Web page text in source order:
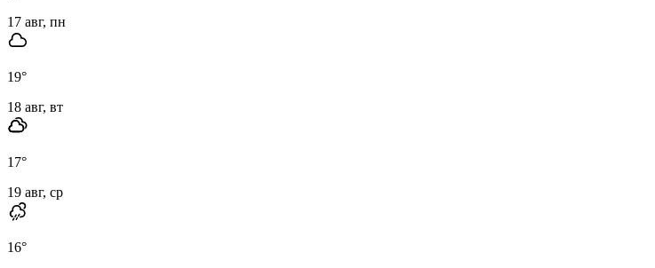
17 авг, пн
19°
18 авг, вт
17°
19 авг, ср
16°